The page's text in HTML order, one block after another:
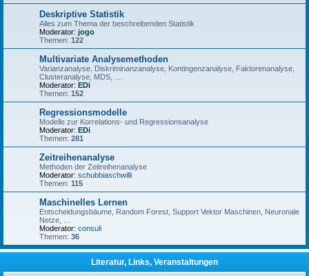
Deskriptive Statistik
Alles zum Thema der beschreibenden Statistik
Moderator: jogo
Themen: 122
Multivariate Analysemethoden
Varianzanalyse, Diskriminanzanalyse, Kontingenzanalyse, Faktorenanalyse,
Clusteranalyse, MDS, ....
Moderator: EDi
Themen: 152
Regressionsmodelle
Modelle zur Korrelations- und Regressionsanalyse
Moderator: EDi
Themen: 281
Zeitreihenanalyse
Methoden der Zeitreihenanalyse
Moderator: schubbiaschwilli
Themen: 115
Maschinelles Lernen
Entscheidungsbäume, Random Forest, Support Vektor Maschinen, Neuronale
Netze, ...
Moderator: consuli
Themen: 36
Literatur, Links, Veranstaltungen